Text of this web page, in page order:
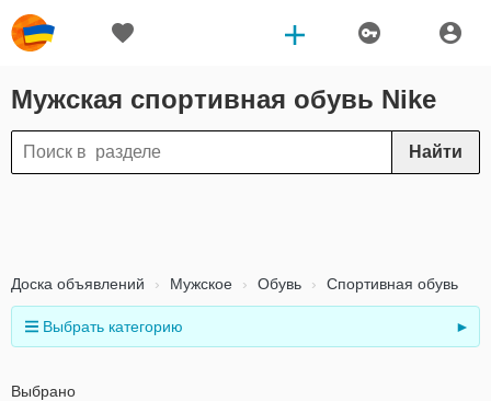
Мужская спортивная обувь Nike
Найти
Доска объявлений Мужское Обувь Спортивная обувь
Выбрать категорию ►
Выбрано